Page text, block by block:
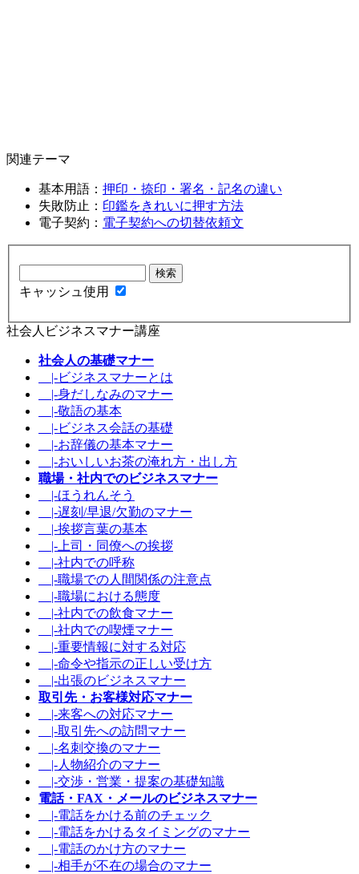
関連テーマ
基本用語： 押印・捺印・署名・記名の違い
失敗防止： 印鑑をきれいに押す方法
電子契約： 電子契約への切替依頼文
キャッシュ使用
社会人ビジネスマナー講座
社会人の基礎マナー
|-ビジネスマナーとは
|-身だしなみのマナー
|-敬語の基本
|-ビジネス会話の基礎
|-お辞儀の基本マナー
|-おいしいお茶の淹れ方・出し方
職場・社内でのビジネスマナー
|-ほうれんそう
|-遅刻/早退/欠勤のマナー
|-挨拶言葉の基本
|-上司・同僚への挨拶
|-社内での呼称
|-職場での人間関係の注意点
|-職場における態度
|-社内での飲食マナー
|-社内での喫煙マナー
|-重要情報に対する対応
|-命令や指示の正しい受け方
|-出張のビジネスマナー
取引先・お客様対応マナー
|-来客への対応マナー
|-取引先への訪問マナー
|-名刺交換のマナー
|-人物紹介のマナー
|-交渉・営業・提案の基礎知識
電話・FAX・メールのビジネスマナー
|-電話をかける前のチェック
|-電話をかけるタイミングのマナー
|-電話のかけ方のマナー
|-相手が不在の場合のマナー